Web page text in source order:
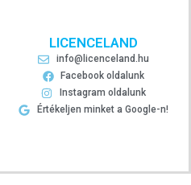
LICENCELAND
info@licenceland.hu
Facebook oldalunk
Instagram oldalunk
Értékeljen minket a Google-n!